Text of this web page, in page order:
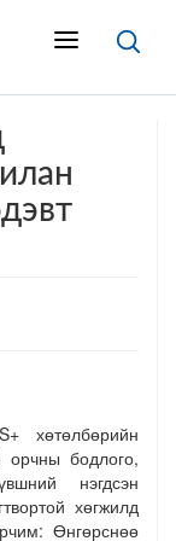
хөтөлбөрийн
орчны бодлого,
нэгдсэн
хөгжилд
Өнгөрснөө